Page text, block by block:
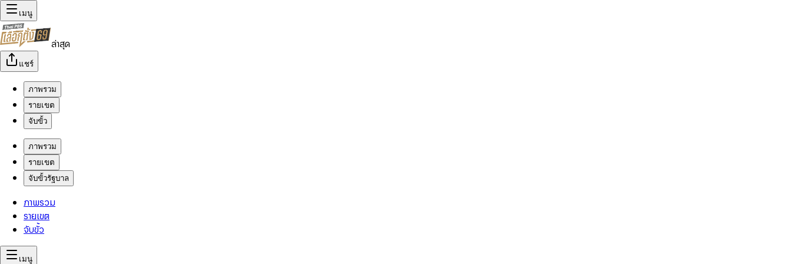
เมนู
ล่าสุด
แชร์
ภาพรวม
รายเขต
จับขั้ว
ภาพรวม
รายเขต
จับขั้วรัฐบาล
ภาพรวม
รายเขต
จับขั้ว
เมนู